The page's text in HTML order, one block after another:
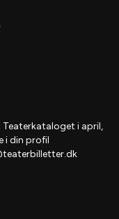
Teaterkataloget i april,
i din profil